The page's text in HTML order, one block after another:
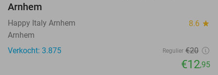
Arnhem
Happy Italy Arnhem 8.6 star
Arnhem
Verkocht: 3.875
Regulier €20
€12,95